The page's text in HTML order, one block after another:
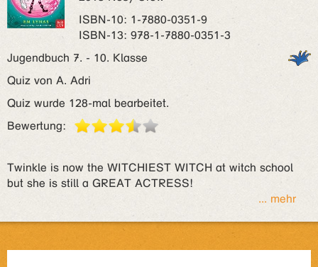
ISBN‑10: 1-7880-0351-9
ISBN‑13: 978-1-7880-0351-3
Jugendbuch 7. - 10. Klasse
Quiz von A. Adri
Quiz wurde 128-mal bearbeitet.
Bewertung:
Twinkle is now the WITCHIEST WITCH at witch school
but she is still a GREAT ACTRESS!
... mehr